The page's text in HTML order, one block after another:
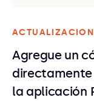
Agregue un
la aplicación